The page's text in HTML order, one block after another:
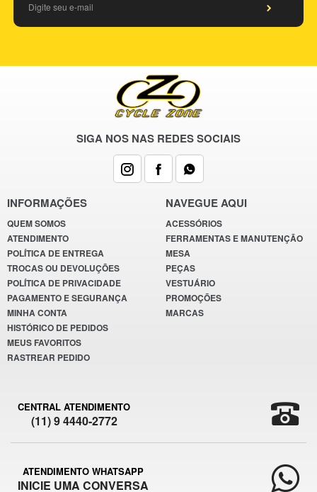
SIGA NOS NAS REDES SOCIAIS
INFORMAÇÕES
QUEM SOMOS
ATENDIMENTO
POLÍTICA DE ENTREGA
TROCAS OU DEVOLUÇÕES
POLÍTICA DE PRIVACIDADE
PAGAMENTO E SEGURANÇA
MINHA CONTA
HISTÓRICO DE PEDIDOS
MEUS FAVORITOS
RASTREAR PEDIDO
NAVEGUE AQUI
ACESSÓRIOS
FERRAMENTAS E MANUTENÇÃO
MESA
PEÇAS
VESTUÁRIO
PROMOÇÕES
MARCAS
CENTRAL ATENDIMENTO
(11) 9 4440-2772
ATENDIMENTO WHATSAPP
INICIE UMA CONVERSA